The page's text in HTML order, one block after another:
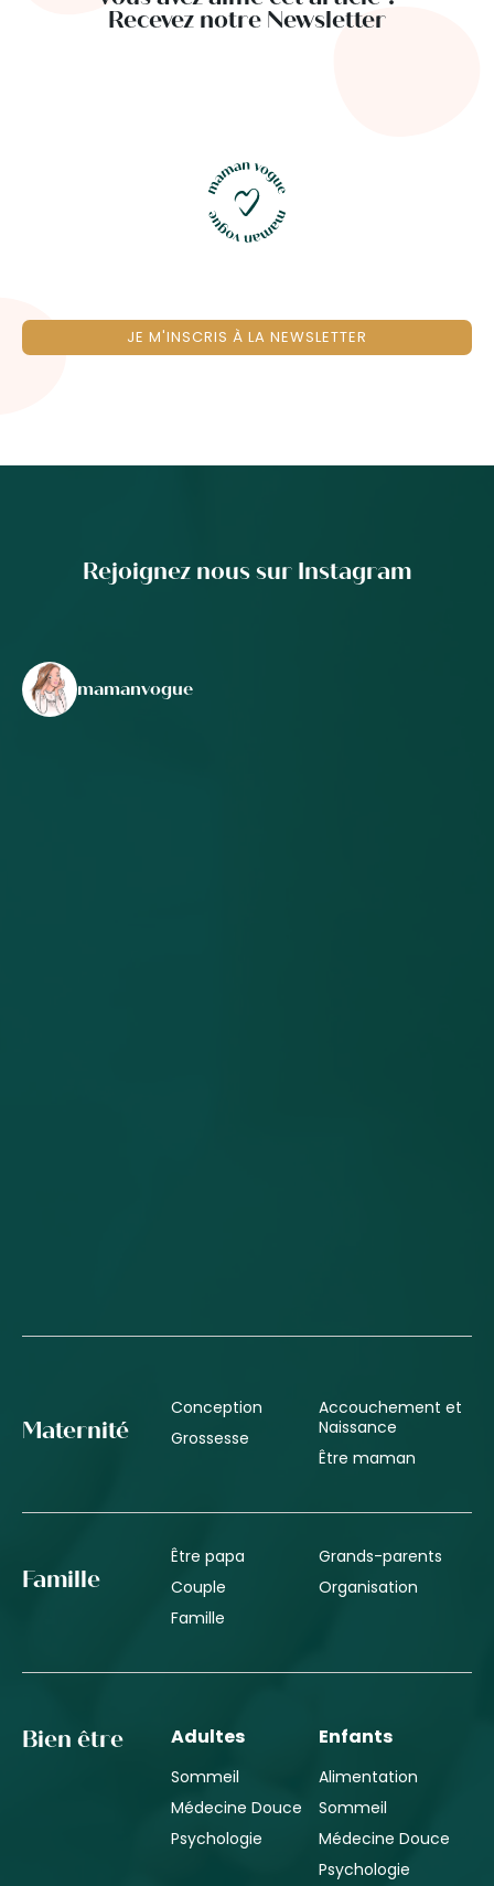
Recevez notre Newsletter
JE M'INSCRIS À LA NEWSLETTER
Rejoignez nous sur Instagram
mamanvogue
Maternité
Conception
Grossesse
Accouchement et
Naissance
Être maman
Famille
Être papa
Couple
Famille
Grands-parents
Organisation
Bien être Adultes
Sommeil
Médecine Douce
Psychologie
Enfants
Alimentation
Sommeil
Médecine Douce
Psychologie